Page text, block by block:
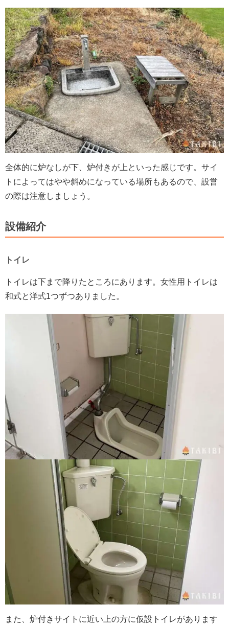
全体的に炉なしが下、炉付きが上といった感じです。サイ
トによってはやや斜めになっている場所もあるので、設営
の際は注意しましょう。
設備紹介
トイレ
トイレは下まで降りたところにあります。女性用トイレは
和式と洋式1つずつありました。
また、炉付きサイトに近い上の方に仮設トイレがあります